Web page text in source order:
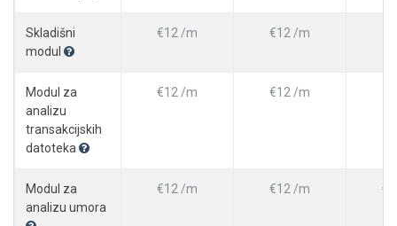
Skladišni
modul
€12 /m €12 /m
Modul za
analizu
transakcijskih
datoteka
€12 /m €12 /m
Modul za
analizu umora
€12 /m €12 /m